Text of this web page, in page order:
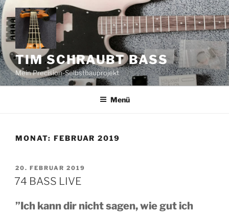
Zum
Inhalt
springen
TIM SCHRAUBT BASS
Mein Precision-Selbstbauprojekt
Menü
MONAT: FEBRUAR 2019
VERÖFFENTLICHT
AM
20. FEBRUAR 2019
74 BASS LIVE
”Ich kann dir nicht sagen, wie gut ich